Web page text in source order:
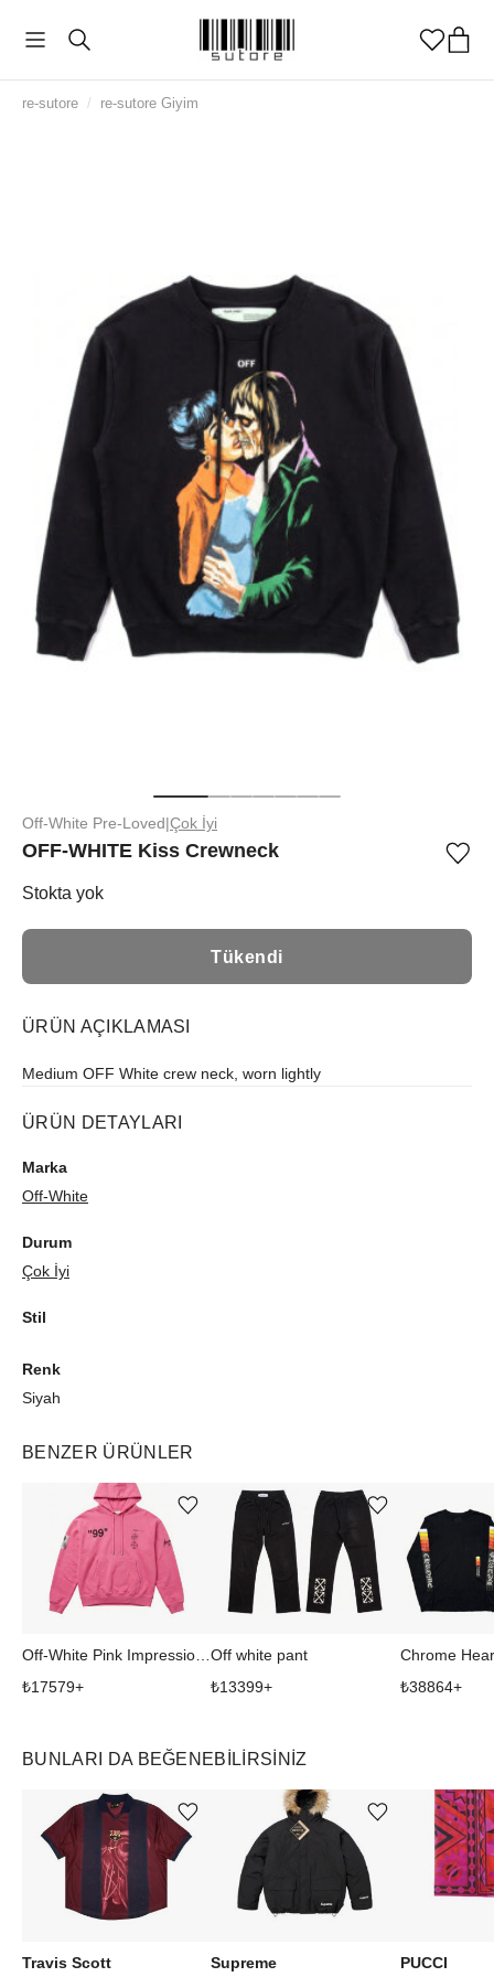
re-sutore / re-sutore Giyim
Off-White Pre-Loved Çok İyi
OFF-WHITE Kiss Crewneck
Stokta yok
Tükendi
ÜRÜN AÇIKLAMASI
Medium OFF White crew neck, worn lightly
ÜRÜN DETAYLARI
Marka
Off-White
Durum
Çok İyi
Stil
Renk
Siyah
BENZER ÜRÜNLER
Off-White Pink Impressionism Kapüşonlu Sweatshirt
₺17579+
Ürünü istek listesine ekle veya listeden çıkar
Off white pant
₺13399+
Ürünü istek listesine ekle veya listeden çıkar
₺38864+
BUNLARI DA BEĞENEBILIRSINIZ
Travis Scott
Ürünü istek listesine ekle veya listeden çıkar
Supreme
Ürünü istek listesine ekle veya listeden çıkar
PUCCI